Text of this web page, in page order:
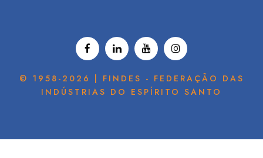
© 1958-2026 | FINDES - FEDERAÇÃO DAS
INDÚSTRIAS DO ESPÍRITO SANTO